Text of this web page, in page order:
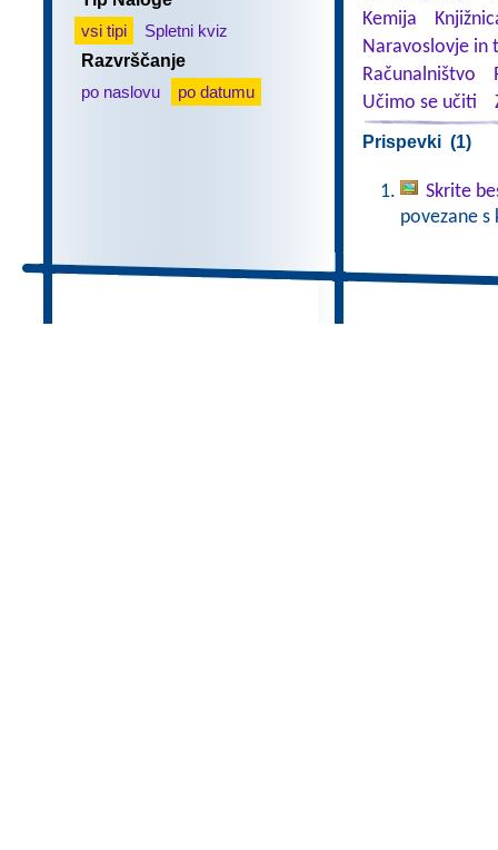
vsi tipi
Spletni kviz
Razvrščanje
po naslovu
po datumu
Kemija
Naravoslovje in
Računalništvo
Učimo se učiti
Prispevki (1)
Skrite
povezane s